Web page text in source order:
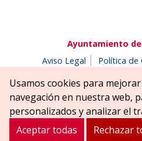
Ayuntamiento
Aviso Legal
Política de
Parque Erreniega parkea, s/n
Nagusia
Tel. 948 181900
Usamos cookies para
navegación en nuestra web,
personalizados y analizar el
Aceptar todas
Rechazar